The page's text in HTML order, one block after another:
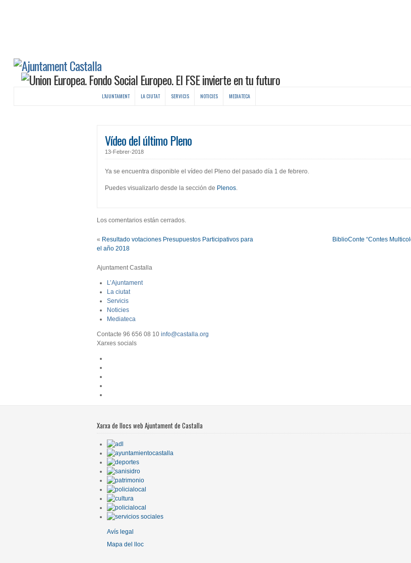
L’AJUNTAMENT LA CIUTAT SERVICIS NOTICIES MEDIATECA
Vídeo del último Pleno
13-Febrer-2018
Ya se encuentra disponible el vídeo del Pleno del pasado día 1 de febrero.
Puedes visualizarlo desde la sección de Plenos.
Los comentarios están cerrados.
« Resultado votaciones Presupuestos Participativos para
el año 2018
BiblioConte “Contes
Ajuntament Castalla
L’Ajuntament
La ciutat
Servicis
Noticies
Mediateca
Contacte 96 656 08 10 info@castalla.org
Xarxes socials
Xarxa de llocs web Ajuntament de Castalla
Avís legal
Mapa del lloc